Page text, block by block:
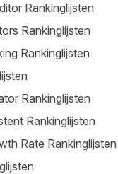
Rankinglijsten
Rankinglijsten
Rankinglijsten
Rankinglijsten
Rankinglijsten
Rate Rankinglijsten